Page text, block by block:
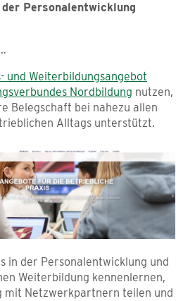
Personalentwicklung
und Weiterbildungsangebot
Nordbildung nutzen,
Belegschaft bei nahezu allen
Alltags unterstützt.
in der Personalentwicklung und
Weiterbildung kennenlernen,
mit Netzwerkpartnern teilen und